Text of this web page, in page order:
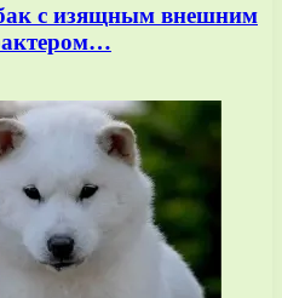
с изящным внешним